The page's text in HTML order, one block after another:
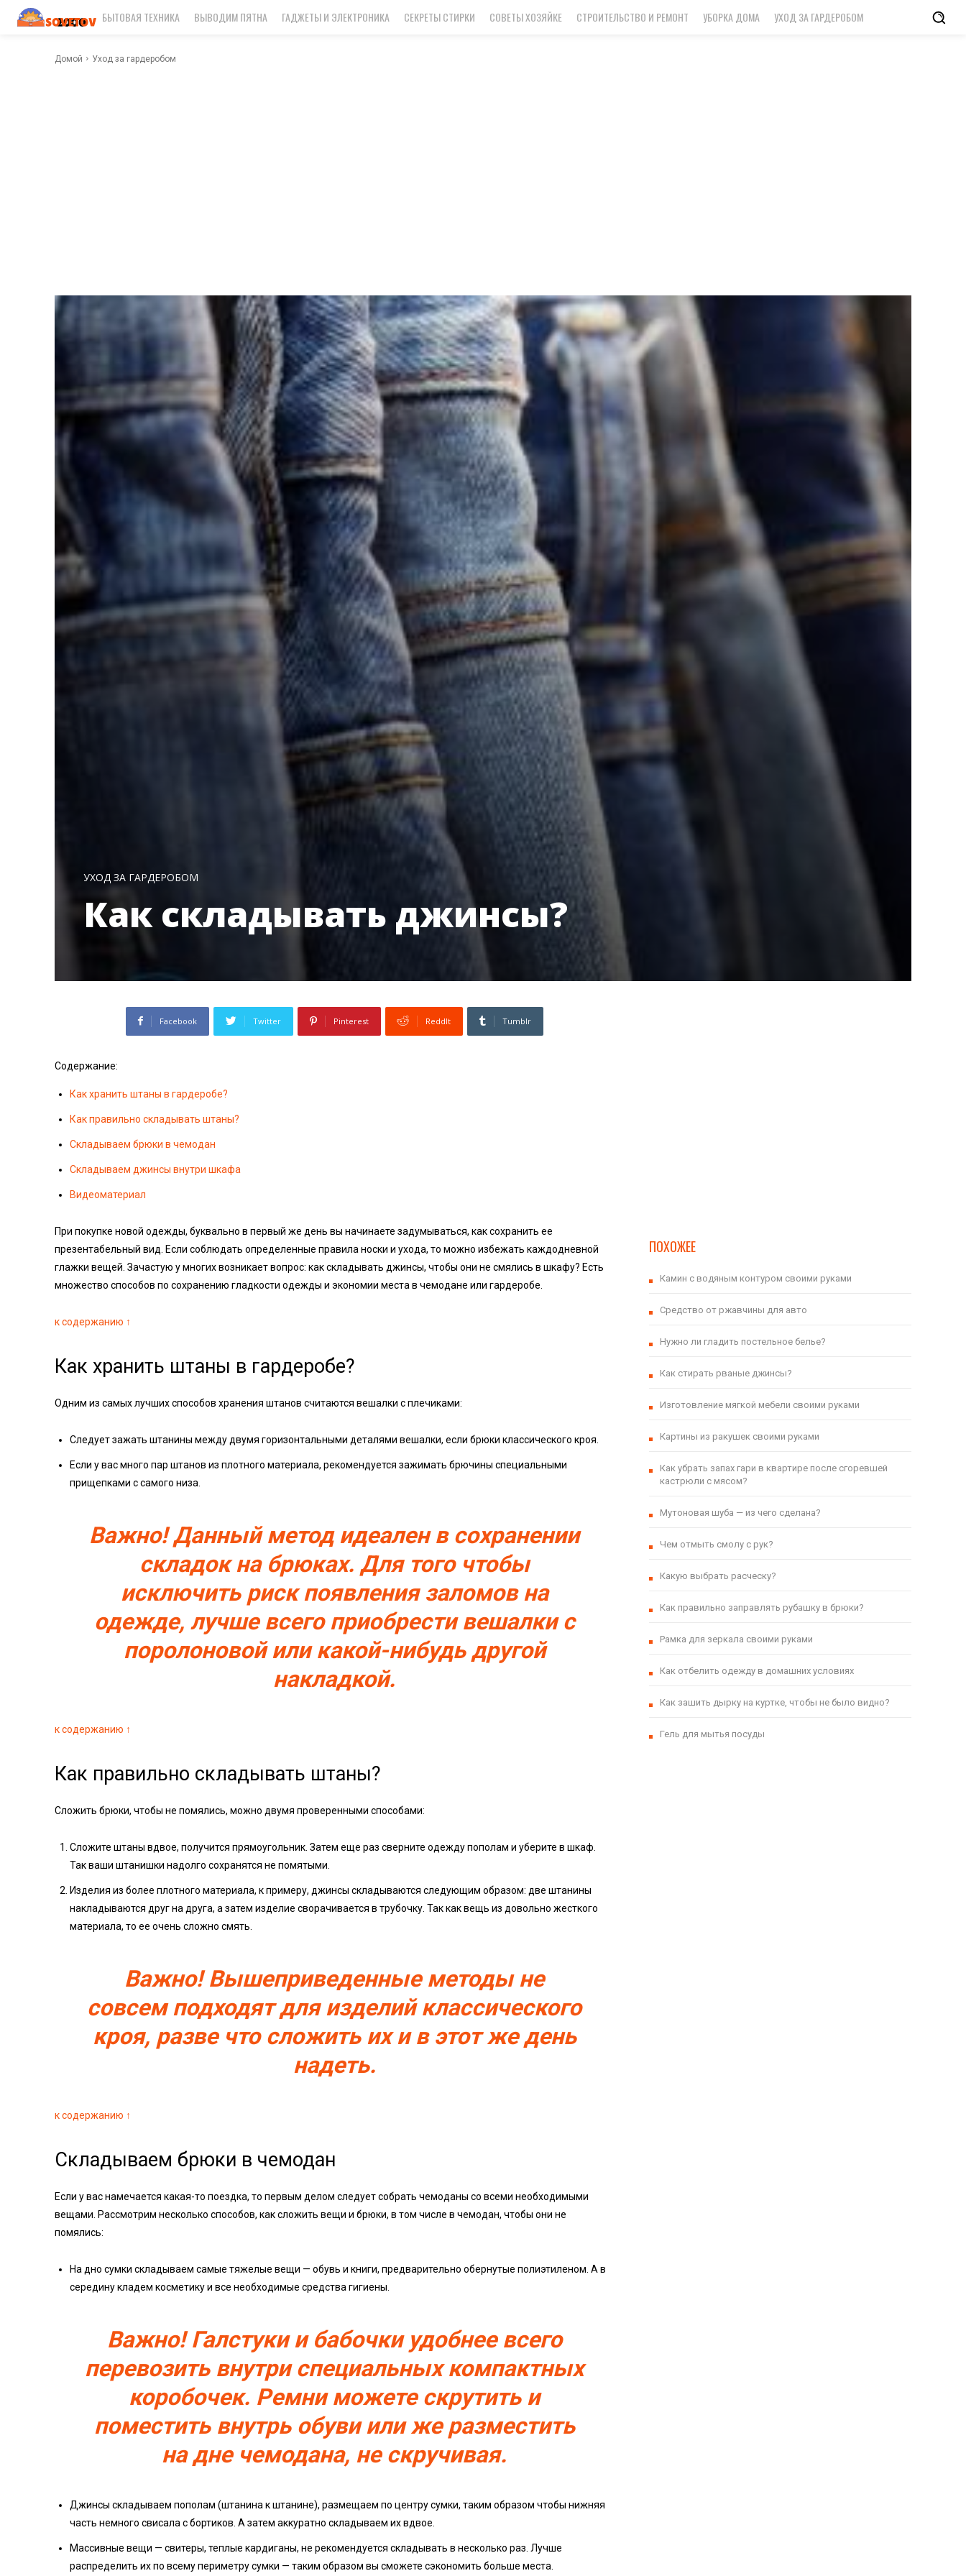
БЫТОВАЯ ТЕХНИКА ВЫВОДИМ ПЯТНА ГАДЖЕТЫ И ЭЛЕКТРОНИКА СЕКРЕТЫ СТИРКИ СОВЕТЫ ХОЗЯЙКЕ СТРОИТЕЛЬСТВО И РЕМОНТ УБОРКА ДОМА УХОД ЗА ГАРДЕРОБОМ
Домой Уход за гардеробом
УХОД ЗА ГАРДЕРОБОМ
Как складывать джинсы?
Facebook Twitter Pinterest ReddIt Tumblr
Содержание:
Как хранить штаны в гардеробе?
Как правильно складывать штаны?
Складываем брюки в чемодан
Складываем джинсы внутри шкафа
Видеоматериал
При покупке новой одежды, буквально в первый же день вы начинаете задумываться, как сохранить ее
презентабельный вид. Если соблюдать определенные правила носки и ухода, то можно избежать каждодневной
глажки вещей. Зачастую у многих возникает вопрос: как складывать джинсы, чтобы они не смялись в шкафу? Есть
множество способов по сохранению гладкости одежды и экономии места в чемодане или гардеробе.
к содержанию ↑
Как хранить штаны в гардеробе?
Одним из самых лучших способов хранения штанов считаются вешалки с плечиками:
Следует зажать штанины между двумя горизонтальными деталями вешалки, если брюки классического кроя.
Если у вас много пар штанов из плотного материала, рекомендуется зажимать брючины специальными
прищепками с самого низа.
Важно! Данный метод идеален в сохранении
складок на брюках. Для того чтобы
исключить риск появления заломов на
одежде, лучше всего приобрести вешалки с
поролоновой или какой-нибудь другой
накладкой.
к содержанию ↑
Как правильно складывать штаны?
Сложить брюки, чтобы не помялись, можно двумя проверенными способами:
Сложите штаны вдвое, получится прямоугольник. Затем еще раз сверните одежду пополам и уберите в шкаф.
Так ваши штанишки надолго сохранятся не помятыми.
Изделия из более плотного материала, к примеру, джинсы складываются следующим образом: две штанины
накладываются друг на друга, а затем изделие сворачивается в трубочку. Так как вещь из довольно жесткого
материала, то ее очень сложно смять.
Важно! Вышеприведенные методы не
совсем подходят для изделий классического
кроя, разве что сложить их и в этот же день
надеть.
к содержанию ↑
Складываем брюки в чемодан
Если у вас намечается какая-то поездка, то первым делом следует собрать чемоданы со всеми необходимыми
вещами. Рассмотрим несколько способов, как сложить вещи и брюки, в том числе в чемодан, чтобы они не
помялись:
На дно сумки складываем самые тяжелые вещи — обувь и книги, предварительно обернутые полиэтиленом. А в
середину кладем косметику и все необходимые средства гигиены.
Важно! Галстуки и бабочки удобнее всего
перевозить внутри специальных компактных
коробочек. Ремни можете скрутить и
поместить внутрь обуви или же разместить
на дне чемодана, не скручивая.
Джинсы складываем пополам (штанина к штанине), размещаем по центру сумки, таким образом чтобы нижняя
часть немного свисала с бортиков. А затем аккуратно складываем их вдвое.
Массивные вещи — свитеры, теплые кардиганы, не рекомендуется складывать в несколько раз. Лучше
распределить их по всему периметру сумки — таким образом вы сможете сэкономить больше места.
ПОХОЖЕЕ
Камин с водяным контуром своими руками
Средство от ржавчины для авто
Нужно ли гладить постельное белье?
Как стирать рваные джинсы?
Изготовление мягкой мебели своими руками
Картины из ракушек своими руками
Как убрать запах гари в квартире после сгоревшей
кастрюли с мясом?
Мутоновая шуба — из чего сделана?
Чем отмыть смолу с рук?
Какую выбрать расческу?
Как правильно заправлять рубашку в брюки?
Рамка для зеркала своими руками
Как отбелить одежду в домашних условиях
Как зашить дырку на куртке, чтобы не было видно?
Гель для мытья посуды